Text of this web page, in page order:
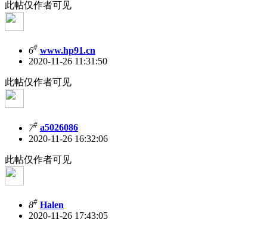
此帖仅作者可见
6# www.hp91.cn
2020-11-26 11:31:50
此帖仅作者可见
7# a5026086
2020-11-26 16:32:06
此帖仅作者可见
8# Halen
2020-11-26 17:43:05